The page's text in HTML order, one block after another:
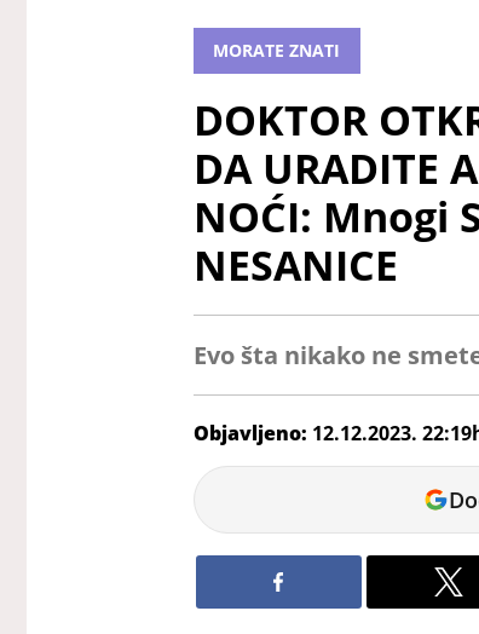
MORATE ZNATI
DOKTOR
DA URADITE
NOĆI: Mnogi
NESANICE
Evo šta nikako ne
Objavljeno: 12.12.2023.
Marija
Marković